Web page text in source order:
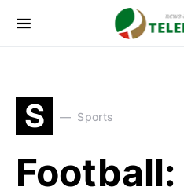
S Sports
Football: